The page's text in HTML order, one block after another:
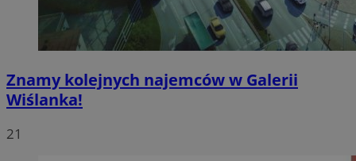
Znamy kolejnych najemców w Galerii
Wiślanka!
21